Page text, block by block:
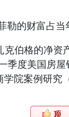
勒的财富占
伯格的净
度美国房
院案例研究